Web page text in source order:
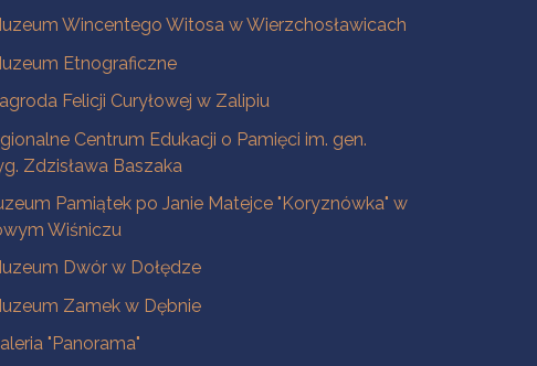
Wincentego Witosa w Wierzchosławicach
Etnograficzne
Felicji Curyłowej w Zalipiu
Centrum Edukacji o Pamięci im. gen.
Zdzisława Baszaka
Pamiątek po Janie Matejce "Koryznówka" w
Wiśniczu
Dwór w Dołędze
Zamek w Dębnie
"Panorama"